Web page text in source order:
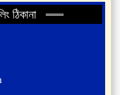
ঠিকানা